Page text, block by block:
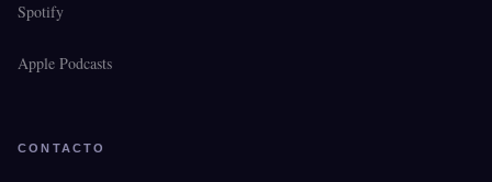
Spotify
Apple Podcasts
CONTACTO